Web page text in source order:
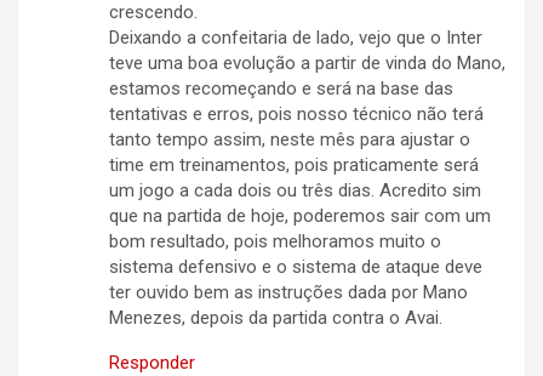
crescendo.
Deixando a confeitaria de lado, vejo que o Inter
teve uma boa evolução a partir de vinda do Mano,
estamos recomeçando e será na base das
tentativas e erros, pois nosso técnico não terá
tanto tempo assim, neste mês para ajustar o
time em treinamentos, pois praticamente será
um jogo a cada dois ou três dias. Acredito sim
que na partida de hoje, poderemos sair com um
bom resultado, pois melhoramos muito o
sistema defensivo e o sistema de ataque deve
ter ouvido bem as instruções dada por Mano
Menezes, depois da partida contra o Avai.
Responder